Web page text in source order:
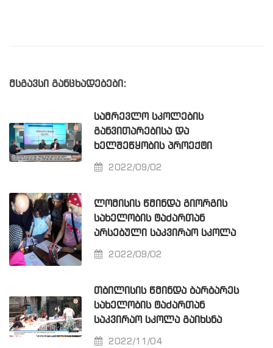
მსგავსი განცხადებები:
ᲡᲐᲛᲠᲔᲕᲚᲝ ᲡᲙᲝᲚᲔᲑᲘᲡ
ᲒᲐᲜᲕᲘᲗᲐᲠᲔᲑᲘᲡᲐ ᲓᲐ
ᲮᲔᲚᲨᲔᲬᲧᲝᲑᲘᲡ ᲞᲠᲝᲔᲥᲢᲘ
2022/09/02
ᲚᲝᲛᲘᲡᲘᲡ ᲬᲛᲘᲜᲓᲐ ᲒᲘᲝᲠᲒᲘᲡ
ᲡᲐᲮᲔᲚᲝᲑᲘᲡ ᲢᲐᲫᲐᲠᲗᲐᲜ
ᲐᲠᲡᲔᲑᲣᲚᲘ ᲡᲐᲙᲕᲘᲠᲐᲝ ᲡᲙᲝᲚᲐ
2022/09/02
ᲗᲑᲘᲚᲘᲡᲘᲡ ᲬᲛᲘᲜᲓᲐ ᲑᲐᲠᲑᲐᲠᲔᲡ
ᲡᲐᲮᲔᲚᲝᲑᲘᲡ ᲢᲐᲫᲐᲠᲗᲐᲜ
ᲡᲐᲙᲕᲘᲠᲐᲝ ᲡᲙᲝᲚᲐ ᲒᲐᲘᲮᲡᲜᲐ
2022/11/04